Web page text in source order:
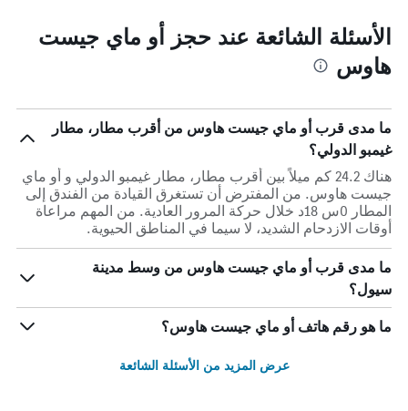
الأسئلة الشائعة عند حجز أو ماي جيست
هاوس
ما مدى قرب أو ماي جيست هاوس من أقرب مطار، مطار
غيمبو الدولي؟
هناك 24.2 كم ميلاً بين أقرب مطار، مطار غيمبو الدولي و أو ماي
جيست هاوس. من المفترض أن تستغرق القيادة من الفندق إلى
المطار 0س 18د خلال حركة المرور العادية. من المهم مراعاة
أوقات الازدحام الشديد، لا سيما في المناطق الحيوية.
ما مدى قرب أو ماي جيست هاوس من وسط مدينة
سيول؟
ما هو رقم هاتف أو ماي جيست هاوس؟
عرض المزيد من الأسئلة الشائعة